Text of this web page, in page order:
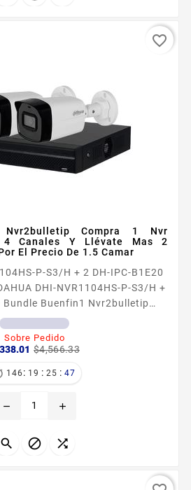
Nvr2bulletip Compra 1 Nvr
4 Canales Y Llévate Mas 2
El Precio De 1.5 Camar
P-S3/H + 2 DH-IPC-B1E20
DHI-NVR1104HS-P-S3/H +
Bundle Buenfin1 Nvr2bulletip
De 4 Canales Y Llévate
Por El Precio De 1.5 Camar
NVR1104HSPS3H
de usuario 40 Vigilancia
de video en dispositivo
Inteligente H265...
Sobre Pedido
$4,566.33
146 : 19 : 25 : 46
remove add
  
favorite_border